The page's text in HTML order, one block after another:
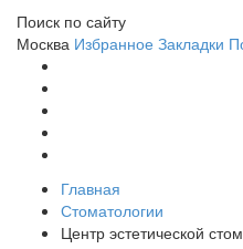
Поиск по сайту
Москва Избранное Закладки
Главная
Стоматологии
Центр эстетической